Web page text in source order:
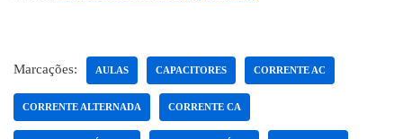
Marcações: AULAS CAPACITORES CORRENTE AC
CORRENTE ALTERNADA CORRENTE CA